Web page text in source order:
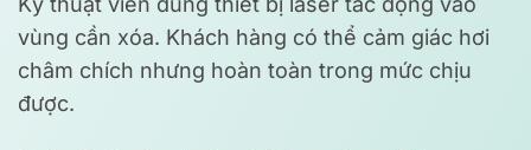
vùng cần xóa. Khách hàng có thể cảm giác hơi
châm chích nhưng hoàn toàn trong mức chịu
được.